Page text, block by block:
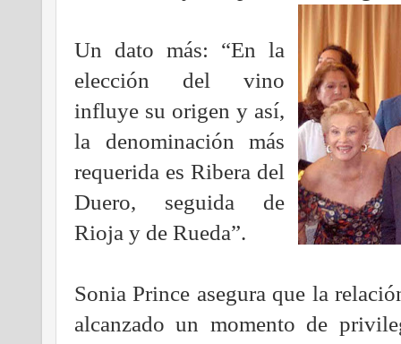
Un dato más: “En la
elección del vino
influye su origen y así,
la denominación más
requerida es Ribera del
Duero, seguida de
Rioja y de Rueda”.
Sonia Prince asegura que la
alcanzado un momento de